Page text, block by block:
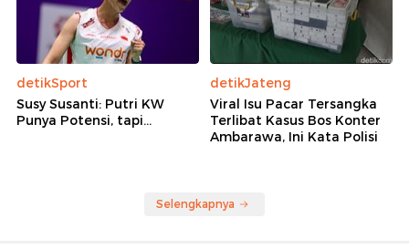
detikSport
Susy Susanti: Putri KW
Punya Potensi, tapi...
detikJateng
Viral Isu Pacar Tersangka
Terlibat Kasus Bos Konter
Ambarawa, Ini Kata Polisi
Selengkapnya